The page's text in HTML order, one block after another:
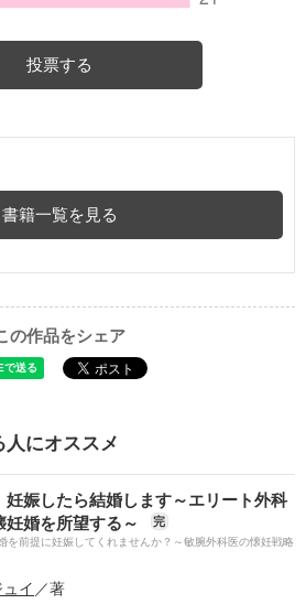
投票する
書籍一覧を見る
の作品をシェア
人にオススメ
妊娠したら結婚します～エリート外科
妊婚を所望する～
完
を前提に妊娠してくれませんか？～敏腕外科医の懐妊戦略
イ ／著